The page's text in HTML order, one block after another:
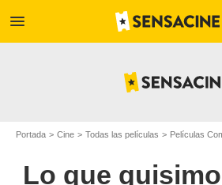
menu
Portada Cine Todas las películas Películas
Lo que